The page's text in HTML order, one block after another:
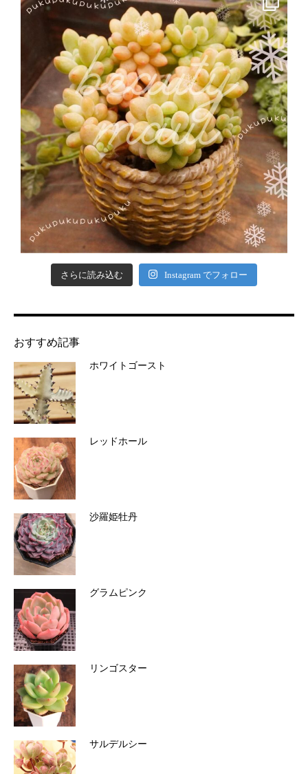
さらに読み込む Instagram でフォロー
おすすめ記事
ホワイトゴースト
レッドホール
沙羅姫牡丹
グラムピンク
リンゴスター
サルデルシー